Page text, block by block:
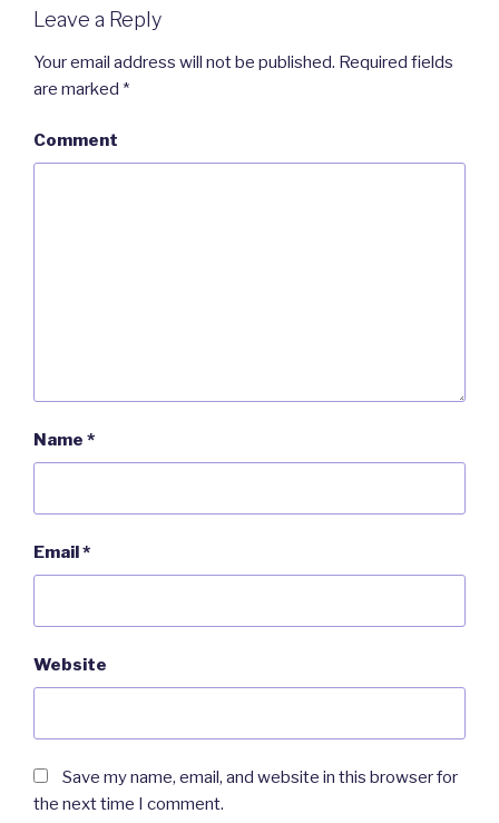
Leave a Reply
Your email address will not be published. Required fields
are marked *
Comment
Name *
Email*
Website
Save my name, email, and website in this browser for
the next time I comment.